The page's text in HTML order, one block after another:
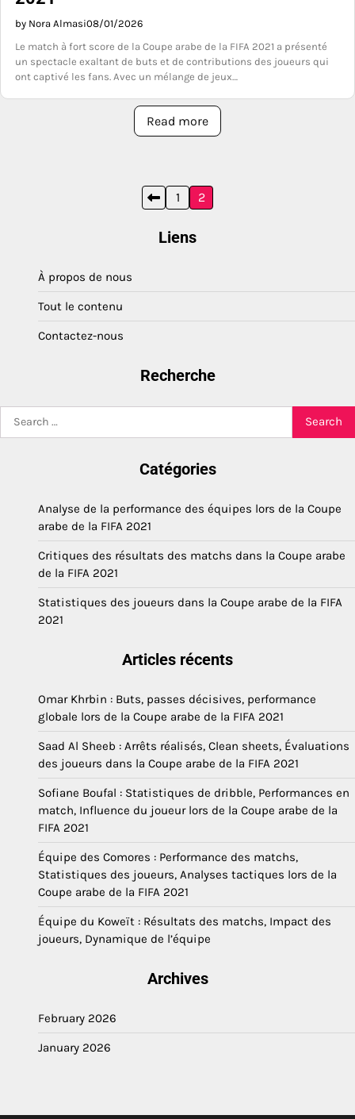
by Nora Almasi08/01/2026
Le match à fort score de la Coupe arabe de la FIFA 2021 a présenté
un spectacle exaltant de buts et de contributions des joueurs qui
ont captivé les fans. Avec un mélange de jeux…
Read more
1 2
Liens
À propos de nous
Tout le contenu
Contactez-nous
Recherche
Search
for:
Catégories
Analyse de la performance des équipes lors de la Coupe
arabe de la FIFA 2021
Critiques des résultats des matchs dans la Coupe arabe
de la FIFA 2021
Statistiques des joueurs dans la Coupe arabe de la FIFA
2021
Articles récents
Omar Khrbin : Buts, passes décisives, performance
globale lors de la Coupe arabe de la FIFA 2021
Saad Al Sheeb : Arrêts réalisés, Clean sheets, Évaluations
des joueurs dans la Coupe arabe de la FIFA 2021
Sofiane Boufal : Statistiques de dribble, Performances en
match, Influence du joueur lors de la Coupe arabe de la
FIFA 2021
Équipe des Comores : Performance des matchs,
Statistiques des joueurs, Analyses tactiques lors de la
Coupe arabe de la FIFA 2021
Équipe du Koweït : Résultats des matchs, Impact des
joueurs, Dynamique de l’équipe
Archives
February 2026
January 2026